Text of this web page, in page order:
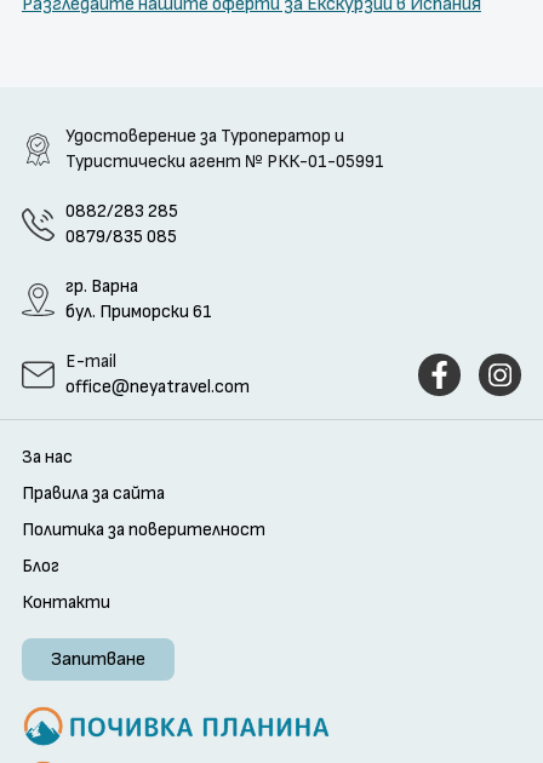
Удостоверение за Туроператор и
Туристически агент № РКК-01-05991
0882/283 285
0879/835 085
гр. Варна
бул. Приморски 61
E-mail
office@neyatravel.com
За нас
Правила за сайта
Политика за поверителност
Блог
Контакти
Запитване